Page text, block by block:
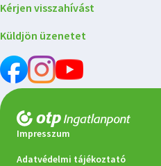
Kérjen visszahívást
Küldjön üzenetet
Impresszum
Adatvédelmi tájékoztató